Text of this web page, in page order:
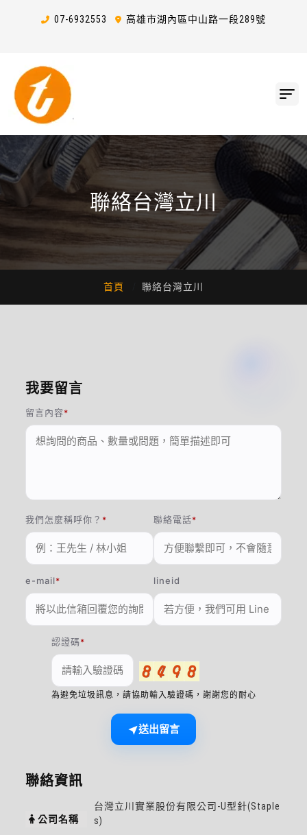
07-6932553 高雄市湖內區中山路一段289號
聯絡台灣立川
首頁 聯絡台灣立川
聯絡資訊
公司名稱
台灣立川實業股份有限公司-U型針(Staple
s)
我要留言
留言內容
我們怎麼稱呼你？ 聯絡電話
e-mail lineid
認證碼
為避免垃圾訊息，請協助輸入驗證碼，謝謝您的耐心
送出留言